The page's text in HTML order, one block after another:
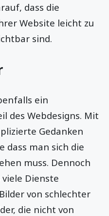
dass die
Website leicht zu
sind.
ein
des Webdesigns. Mit
Gedanken
dass man sich die
muss. Dennoch
Dienste
von schlechter
die nicht von